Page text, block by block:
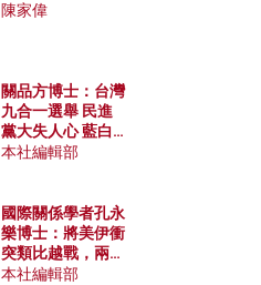
陳家偉
關品方博士：台灣
九合一選舉 民進
黨大失人心 藍白
合作有望拿下七成
本社編輯部
國際關係學者孔永
樂博士：將美伊衝
突類比越戰，兩者
有何異同？中國崛
本社編輯部